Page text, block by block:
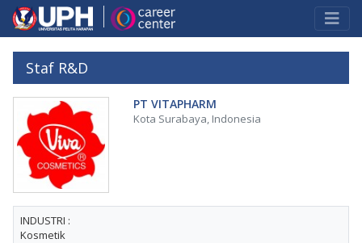
Staf R&D
PT VITAPHARM
Kota Surabaya, Indonesia
INDUSTRI :
Kosmetik